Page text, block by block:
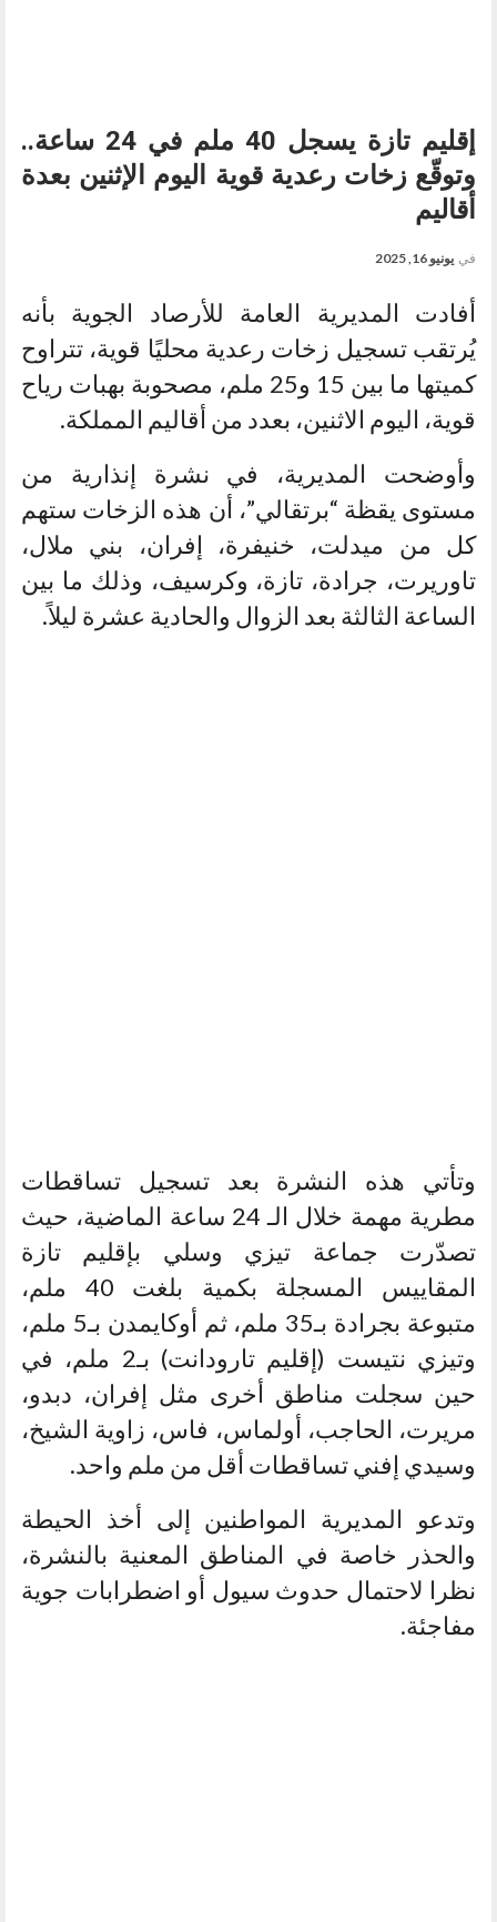
إقليم تازة يسجل 40 ملم في 24 ساعة..
وتوقّع زخات رعدية قوية اليوم الإثنين بعدة
أقاليم
في يونيو 16, 2025
أفادت المديرية العامة للأرصاد الجوية بأنه
يُرتقب تسجيل زخات رعدية محليًا قوية، تتراوح
كميتها ما بين 15 و25 ملم، مصحوبة بهبات رياح
قوية، اليوم الاثنين، بعدد من أقاليم المملكة.
وأوضحت المديرية، في نشرة إنذارية من
مستوى يقظة “برتقالي”، أن هذه الزخات ستهم
كل من ميدلت، خنيفرة، إفران، بني ملال،
تاوريرت، جرادة، تازة، وكرسيف، وذلك ما بين
الساعة الثالثة بعد الزوال والحادية عشرة ليلاً.
وتأتي هذه النشرة بعد تسجيل تساقطات
مطرية مهمة خلال الـ 24 ساعة الماضية، حيث
تصدّرت جماعة تيزي وسلي بإقليم تازة
المقاييس المسجلة بكمية بلغت 40 ملم،
متبوعة بجرادة بـ35 ملم، ثم أوكايمدن بـ5 ملم،
وتيزي نتيست (إقليم تارودانت) بـ2 ملم، في
حين سجلت مناطق أخرى مثل إفران، دبدو،
مريرت، الحاجب، أولماس، فاس، زاوية الشيخ،
وسيدي إفني تساقطات أقل من ملم واحد.
وتدعو المديرية المواطنين إلى أخذ الحيطة
والحذر خاصة في المناطق المعنية بالنشرة،
نظرا لاحتمال حدوث سيول أو اضطرابات جوية
مفاجئة.